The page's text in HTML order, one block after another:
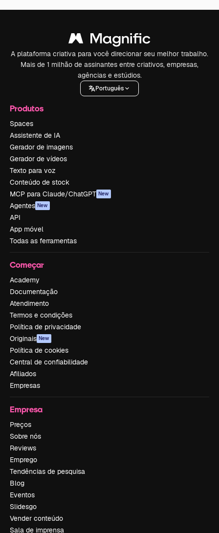
A plataforma criativa para você direcionar seu melhor trabalho.
Mais de 1 milhão de assinantes entre criativos, empresas,
agências e estúdios.
Português
Produtos
Spaces
Assistente de IA
Gerador de imagens
Gerador de vídeos
Texto para voz
Conteúdo de stock
MCP para Claude/ChatGPT New
Agentes New
API
App móvel
Todas as ferramentas
Começar
Academy
Documentação
Atendimento
Termos e condições
Política de privacidade
Originais New
Política de cookies
Central de confiabilidade
Afiliados
Empresas
Empresa
Preços
Sobre nós
Reviews
Emprego
Tendências de pesquisa
Blog
Eventos
Slidesgo
Vender conteúdo
Sala de imprensa